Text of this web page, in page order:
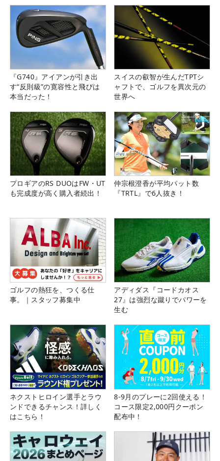
『G740』アイアンが引き出
す“反則級”の寛容性と飛びは
本当だった！
スイスの叡智が生んだTPTシ
ャフトで、ゴルフを異次元の
世界へ
プロギアのRS DUOはFW・UT
も完成度が高く購入者続出！
仲宗根澄香が平均パット数
『TRTL』で6人抜き！
ゴルフの熱狂を、つくる仕
事。｜スタッフ募集中
アディダス『コードカオス
27』は強烈な蹴りでパワーを
生む
ネクストヒロイン選手とラウ
ンドできるチャンス！詳しく
はこちら！
8-9月のプレーに2回使える！
コース限定2,000円クーポン
配布中！